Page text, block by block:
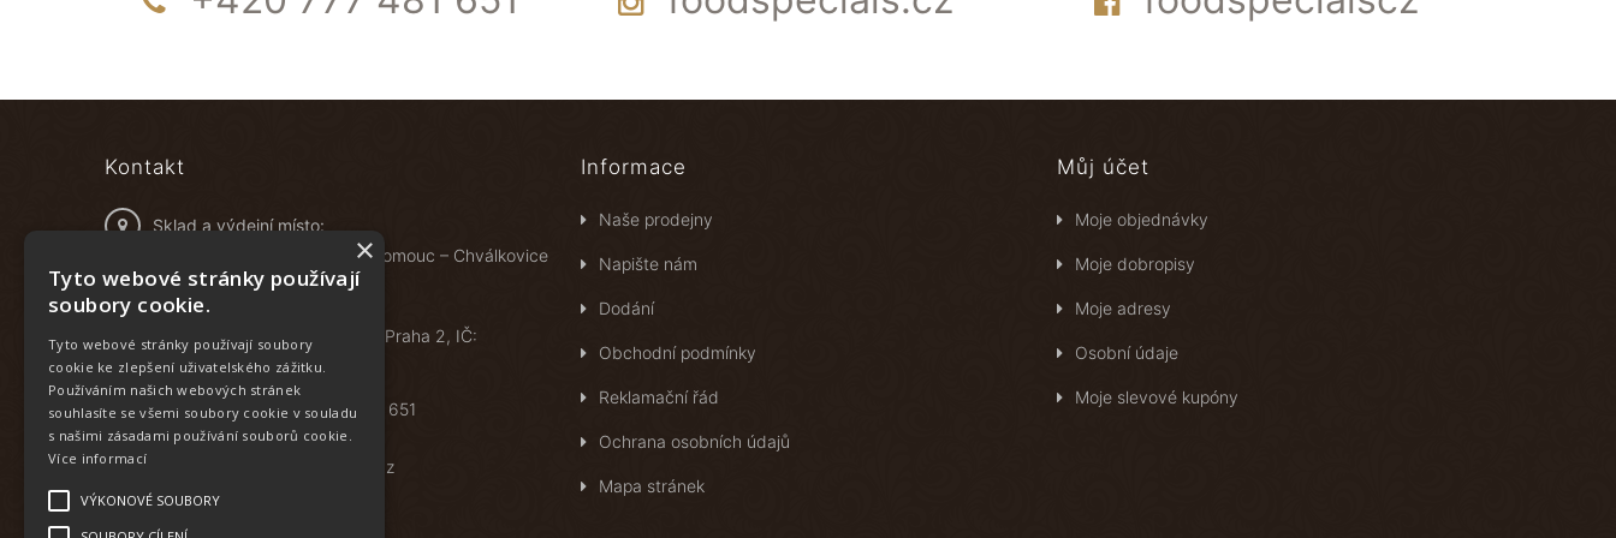
Kontakt
Sklad a výdejní místo:
Železniční 548/4B, 772 00 Olomouc – Chválkovice
Food specials s.r.o.
Vyšehradská 1349/2, 128 00 Praha 2, IČ:
05622816
Zavolejte nám:+420 777 481 651
eshop@foodspecials.cz
Informace
Naše prodejny
Napište nám
Dodání
Obchodní podmínky
Reklamační řád
Ochrana osobních údajů
Mapa stránek
Můj účet
Moje objednávky
Moje dobropisy
Moje adresy
Osobní údaje
Moje slevové kupóny
×
Tyto webové stránky používají
soubory cookie.
Tyto webové stránky používají soubory
cookie ke zlepšení uživatelského zážitku.
Používáním našich webových stránek
souhlasíte se všemi soubory cookie v souladu
s našimi zásadami používání souborů cookie.
Více informací
VÝKONOVÉ SOUBORY